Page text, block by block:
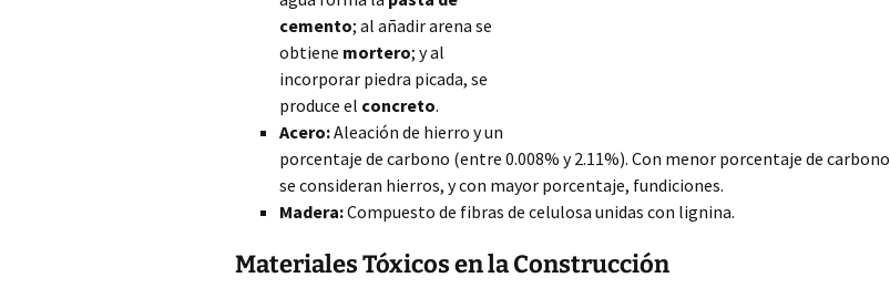
cemento; al añadir arena se
obtiene mortero; y al
incorporar piedra picada, se
produce el concreto.
Acero:Aleación de hierro y un
porcentaje de carbono (entre 0.008% y 2.11%). Con menor porcentaje de carbono
se consideran hierros, y con mayor porcentaje, fundiciones.
Madera:Compuesto de fibras de celulosa unidas con lignina.
Materiales Tóxicos en la Construcción